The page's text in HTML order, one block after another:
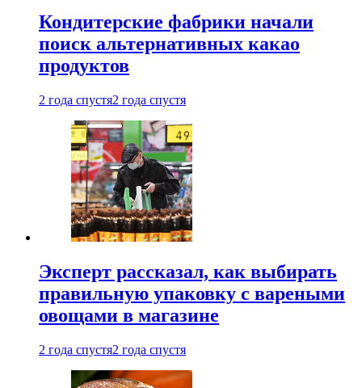
Кондитерские фабрики начали
поиск альтернативных какао
продуктов
2 года спустя2 года спустя
Эксперт рассказал, как выбирать
правильную упаковку с вареными
овощами в магазине
2 года спустя2 года спустя